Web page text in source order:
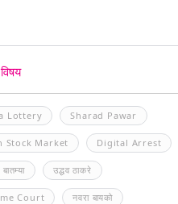
Lottery Sharad Pawar
Stock Market Digital Arrest
बातम्या उद्धव ठाकरे
Court नवरा बायको